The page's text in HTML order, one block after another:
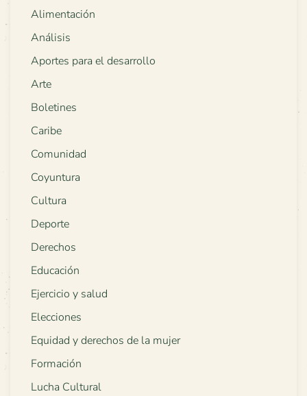
Alimentación
Análisis
Aportes para el desarrollo
Arte
Boletines
Caribe
Comunidad
Coyuntura
Cultura
Deporte
Derechos
Educación
Ejercicio y salud
Elecciones
Equidad y derechos de la mujer
Formación
Lucha Cultural